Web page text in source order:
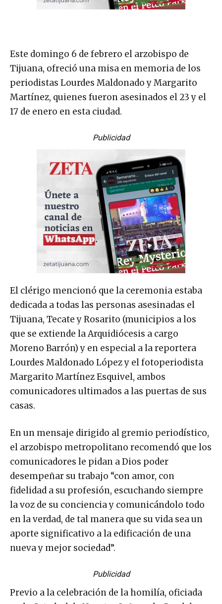
Este domingo 6 de febrero el arzobispo de
Tijuana, ofreció una misa en memoria de los
periodistas Lourdes Maldonado y Margarito
Martínez, quienes fueron asesinados el 23 y el
17 de enero en esta ciudad.
Publicidad
El clérigo mencionó que la ceremonia estaba
dedicada a todas las personas asesinadas el
Tijuana, Tecate y Rosarito (municipios a los
que se extiende la Arquidiócesis a cargo
Moreno Barrón) y en especial a la reportera
Lourdes Maldonado López y el fotoperiodista
Margarito Martínez Esquivel, ambos
comunicadores ultimados a las puertas de sus
casas.
En un mensaje dirigido al gremio periodístico,
el arzobispo metropolitano recomendó que los
comunicadores le pidan a Dios poder
desempeñar su trabajo “con amor, con
fidelidad a su profesión, escuchando siempre
la voz de su conciencia y comunicándolo todo
en la verdad, de tal manera que su vida sea un
aporte significativo a la edificación de una
nueva y mejor sociedad”.
Publicidad
Previo a la celebración de la homilía, oficiada